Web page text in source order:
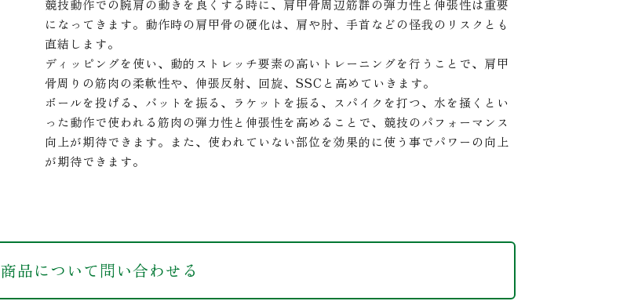
競技動作での腕肩の動きを良くする時に、肩甲骨周辺筋群の弾力性と伸張性は重要
になってきます。動作時の肩甲骨の硬化は、肩や肘、手首などの怪我のリスクとも
直結します。
ディッピングを使い、動的ストレッチ要素の高いトレーニングを行うことで、肩甲
骨周りの筋肉の柔軟性や、伸張反射、回旋、SSCと高めていきます。
ボールを投げる、バットを振る、ラケットを振る、スパイクを打つ、水を掻くとい
った動作で使われる筋肉の弾力性と伸張性を高めることで、競技のパフォーマンス
向上が期待できます。また、使われていない部位を効果的に使う事でパワーの向上
が期待できます。
商品について問い合わせる